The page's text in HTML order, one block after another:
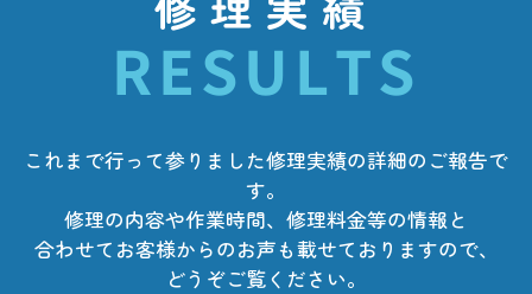
RESULTS
これまで行って参りました修理実績の詳細のご報告で
す。
修理の内容や作業時間、修理料金等の情報と
合わせてお客様からのお声も載せておりますので、
どうぞご覧ください。